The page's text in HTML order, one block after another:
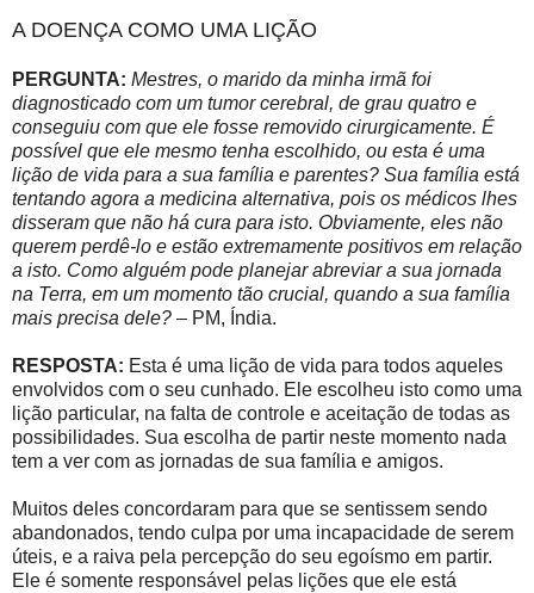
A DOENÇA COMO UMA LIÇÃO
PERGUNTA: Mestres, o marido da minha irmã foi
diagnosticado com um tumor cerebral, de grau quatro e
conseguiu com que ele fosse removido cirurgicamente. É
possível que ele mesmo tenha escolhido, ou esta é uma
lição de vida para a sua família e parentes? Sua família está
tentando agora a medicina alternativa, pois os médicos lhes
disseram que não há cura para isto. Obviamente, eles não
querem perdê-lo e estão extremamente positivos em relação
a isto. Como alguém pode planejar abreviar a sua jornada
na Terra, em um momento tão crucial, quando a sua família
mais precisa dele? – PM, Índia.
RESPOSTA: Esta é uma lição de vida para todos aqueles
envolvidos com o seu cunhado. Ele escolheu isto como uma
lição particular, na falta de controle e aceitação de todas as
possibilidades. Sua escolha de partir neste momento nada
tem a ver com as jornadas de sua família e amigos.
Muitos deles concordaram para que se sentissem sendo
abandonados, tendo culpa por uma incapacidade de serem
úteis, e a raiva pela percepção do seu egoísmo em partir.
Ele é somente responsável pelas lições que ele está